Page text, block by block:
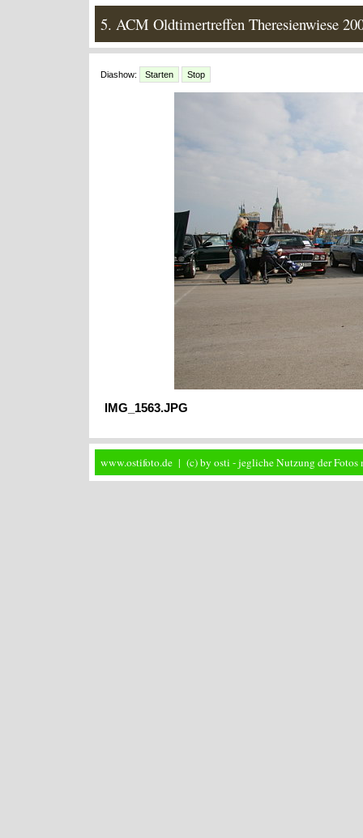
5. ACM Oldtimertreffen Theresienwiese
Diashow: Starten Stop
IMG_1563.JPG
www.ostifoto.de | (c) by osti - jegliche Nutzung der Fotos